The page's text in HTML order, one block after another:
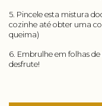
5. Pincele esta mistura
cozinhe até obter uma
queima)
6. Embrulhe em folhas
desfrute!